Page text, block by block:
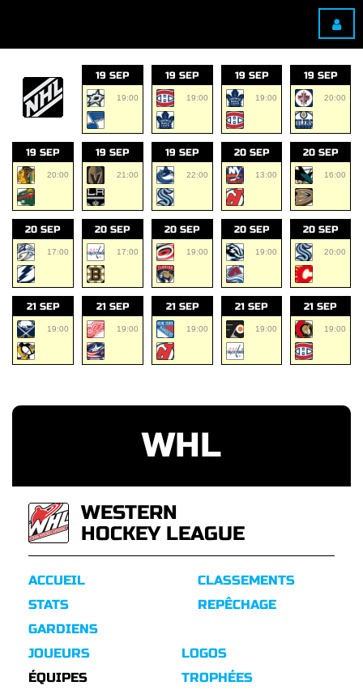
19 SEP
19:00
19 SEP
19:00
19 SEP
19:00
19 SEP
20:00
19 SEP
20:00
19 SEP
21:00
19 SEP
22:00
20 SEP
13:00
20 SEP
16:00
20 SEP
17:00
20 SEP
17:00
20 SEP
19:00
20 SEP
19:00
20 SEP
20:00
21 SEP
19:00
21 SEP
19:00
21 SEP
19:00
21 SEP
19:00
21 SEP
19:00
WHL
WESTERN
HOCKEY LEAGUE
ACCUEIL
STATS
GARDIENS
CLASSEMENTS
REPÊCHAGE
JOUEURS
ÉQUIPES
LOGOS
TROPHÉES